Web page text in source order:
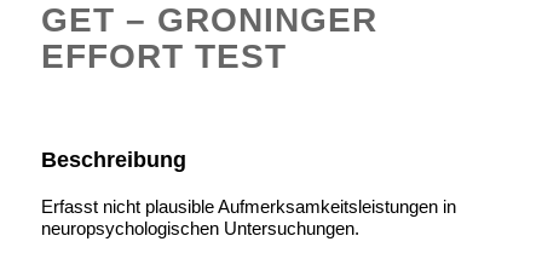
GET – GRONINGER
EFFORT TEST
Beschreibung
Erfasst nicht plausible Aufmerksamkeitsleistungen in
neuropsychologischen Untersuchungen.